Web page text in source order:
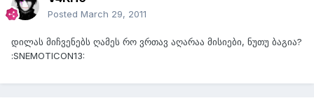
Posted March 29, 2011
დილას მიჩვენებს ღამეს რო ვრთავ აღარაა მისიები, ნუთუ ბაგია?
:SNEMOTICON13: